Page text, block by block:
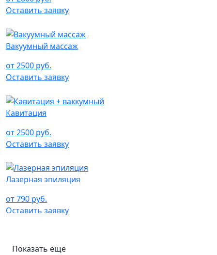
Оставить заявку
Вакуумный массаж
от 2500 руб.
Оставить заявку
Кавитация
от 2500 руб.
Оставить заявку
Лазерная эпиляция
от 790 руб.
Оставить заявку
Показать еще